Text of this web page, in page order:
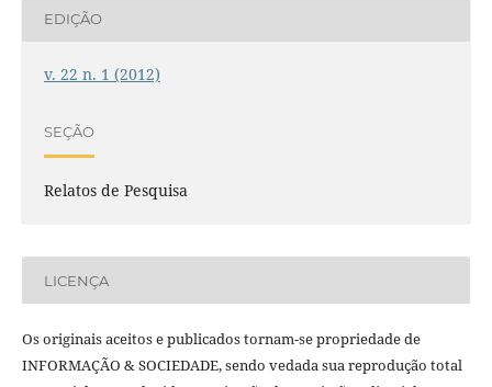
EDIÇÃO
v. 22 n. 1 (2012)
SEÇÃO
Relatos de Pesquisa
LICENÇA
Os originais aceitos e publicados tornam-se propriedade de
INFORMAÇÃO & SOCIEDADE, sendo vedada sua reprodução total